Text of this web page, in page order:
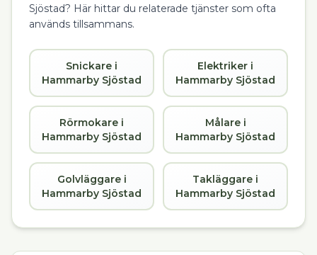
Sjöstad? Här hittar du relaterade tjänster som ofta
används tillsammans.
Snickare i
Hammarby Sjöstad
Elektriker i
Hammarby Sjöstad
Rörmokare i
Hammarby Sjöstad
Målare i
Hammarby Sjöstad
Golvläggare i
Hammarby Sjöstad
Takläggare i
Hammarby Sjöstad